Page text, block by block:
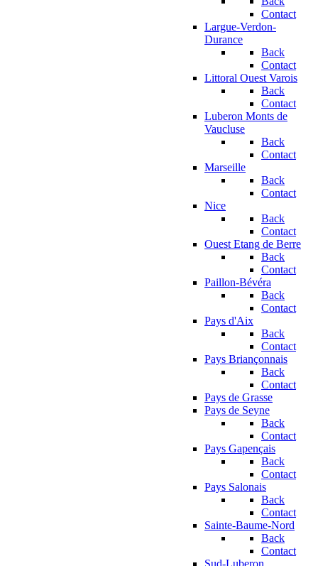
Contact
Largue-Verdon-
Durance
Back
Contact
Littoral Ouest Varois
Back
Contact
Luberon Monts de
Vaucluse
Back
Contact
Marseille
Back
Contact
Nice
Back
Contact
Ouest Etang de Berre
Back
Contact
Paillon-Bévéra
Back
Contact
Pays d'Aix
Back
Contact
Pays Briançonnais
Back
Contact
Pays de Grasse
Pays de Seyne
Back
Contact
Pays Gapençais
Back
Contact
Pays Salonais
Back
Contact
Sainte-Baume-Nord
Back
Contact
Sud-Luberon